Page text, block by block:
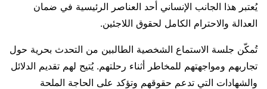
يُعتبر هذا الجانب الإنساني أحد العناصر الرئيسية في ضمان
العدالة والاحترام الكامل لحقوق اللاجئين.
تُمكّن جلسة الاستماع الشخصية الطالبين من التحدث بحرية حول
تجاربهم ومواجهتهم للمخاطر أثناء رحلتهم. يُتيح لهم تقديم الدلائل
والشهادات التي تدعم حقوقهم وتؤكد على الحاجة الملحة